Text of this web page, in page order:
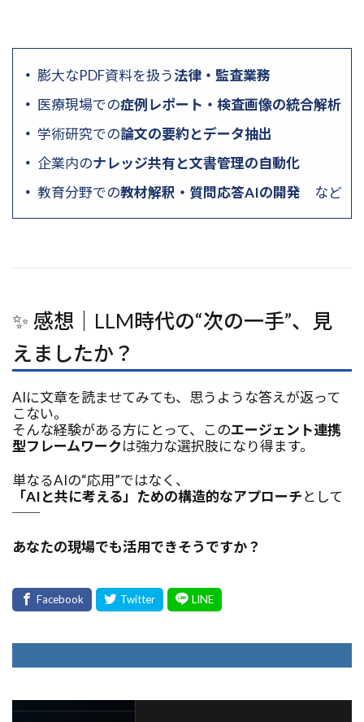
膨大なPDF資料を扱う法律・監査業務
医療現場での症例レポート・検査画像の統合解析
学術研究での論文の要約とデータ抽出
企業内のナレッジ共有と文書管理の自動化
教育分野での教材解釈・質問応答AIの開発 など
✨ 感想｜LLM時代の“次の一手”、見
えましたか？
AIに文章を読ませてみても、思うような答えが返って
こない。
そんな経験がある方にとって、このエージェント連携
型フレームワークは強力な選択肢になり得ます。
単なるAIの“応用”ではなく、
「AIと共に考える」ための構造的なアプローチとして
──
あなたの現場でも活用できそうですか？